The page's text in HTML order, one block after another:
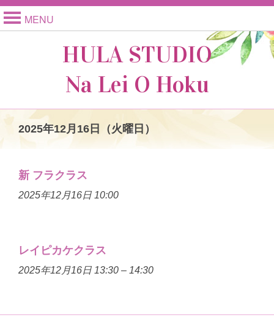
MENU
HULA STUDIO
Na Lei O Hoku
2025年12月16日（火曜日）
新 フラクラス
2025年12月16日 10:00
レイピカケクラス
2025年12月16日 13:30 – 14:30